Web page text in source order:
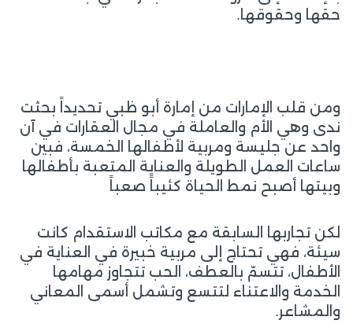
حقها وحقوقها.
ومن قلب الإمارات من إمارة أبو ظبي تحديداً بحثت
ندى وهي الأم والعاملة في مجال العقارات في آن
واحد عن جليسة ومربية لأطفالها الخمسة، فبين
ساعات العمل الطويلة والعناية المتعبة بأطفالها
وبيتها أصبح نمط الحياة كئيباً صعباً
لكن تجاربها السابقة مع مكاتب الاستقدام كانت
سيئة، فهي تحتاج إلى مربية خبيرة في العناية في
الأطفال، تتسمّ بالعطف، الحب تتجاوز مهامها
الخدمة والاعتناء لتتسع وتشمل أسمى المعاني
والمشاعر.